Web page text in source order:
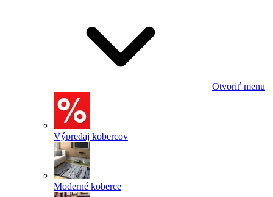
Otvoriť menu
Výpredaj kobercov
Moderné koberce